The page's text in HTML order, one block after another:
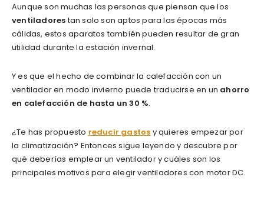
Aunque son muchas las personas que piensan que los
ventiladorestan solo son aptos para las épocas más
cálidas, estos aparatos también pueden resultar de gran
utilidad durante la estación invernal.
Y es que el hecho de combinar la calefacción con un
ventilador en modo invierno puede traducirse en un ahorro
en calefacción de hasta un 30 %.
¿Te has propuesto reducir gastos y quieres empezar por
la climatización? Entonces sigue leyendo y descubre por
qué deberías emplear un ventilador y cuáles son los
principales motivos para elegir ventiladores con motor DC.